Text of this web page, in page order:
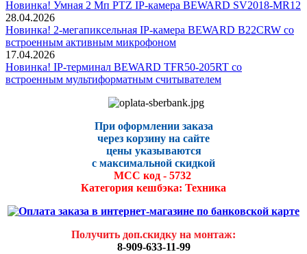
Новинка! Умная 2 Мп PTZ IP-камера BEWARD SV2018-MR12
28.04.2026
Новинка! 2-мегапиксельная IP-камера BEWARD B22CRW со
встроенным активным микрофоном
17.04.2026
Новинка! IP-терминал BEWARD TFR50-205RT со
встроенным мультиформатным считывателем
При оформлении заказа
через корзину на сайте
цены указываются
с максимальной скидкой
МСС код - 5732
Категория кешбэка: Техника
Получить доп.скидку на монтаж:
8-909-633-11-99